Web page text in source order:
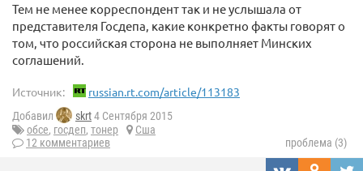
Тем не менее корреспондент так и не услышала от
представителя Госдепа, какие конкретно факты говорят о
том, что российская сторона не выполняет Минских
соглашений.
Источник: russian.rt.com/article/113183
Добавил skrt4 Сентября 2015
обсе, госдеп, тонер
Сша
12 комментариев
проблема (3)